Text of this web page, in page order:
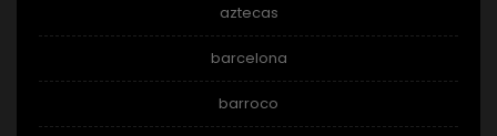
aztecas
barcelona
barroco